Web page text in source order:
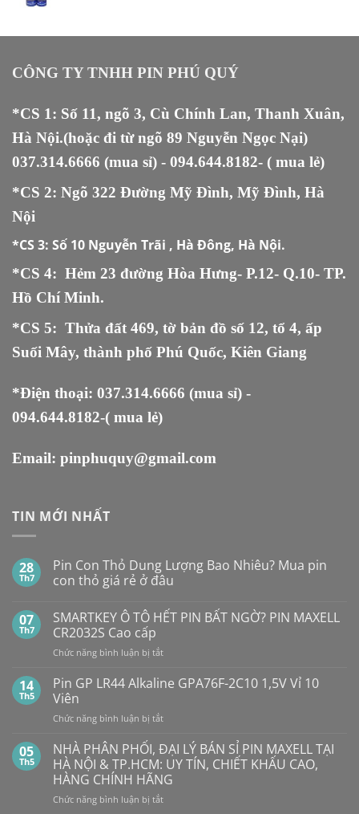
8.000 ₫.là:
CÔNG TY TNHH PIN PHÚ QUÝ
*CS 1: Số 11, ngõ 3, Cù Chính Lan, Thanh Xuân,
Hà Nội.(hoặc đi từ ngõ 89 Nguyễn Ngọc Nại)
037.314.6666 (mua sỉ) - 094.644.8182- ( mua lẻ)
*CS 2: Ngõ 322 Đường Mỹ Đình, Mỹ Đình, Hà
Nội
*CS 3: Số 10 Nguyễn Trãi , Hà Đông, Hà Nội.
*CS 4: Hẻm 23 đường Hòa Hưng- P.12- Q.10- TP.
Hồ Chí Minh.
*CS 5: Thửa đất 469, tờ bản đồ số 12, tổ 4, ấp
Suối Mây, thành phố Phú Quốc, Kiên Giang
*Điện thoại: 037.314.6666 (mua sỉ) -
094.644.8182-( mua lẻ)
Email: pinphuquy@gmail.com
TIN MỚI NHẤT
28
Th7
Pin Con Thỏ Dung Lượng Bao Nhiêu? Mua pin
con thỏ giá rẻ ở đâu
bình
luận
ở
Pin
Con
Dung
Lượng
Bao
Nhiêu?
Mua
con
thỏ
giá
rẻ
ở
đâu
07
Th7
SMARTKEY Ô TÔ HẾT PIN BẤT NGỜ? PIN MAXELL
CR2032S Cao cấp
Chức năng bình luận bị tắtở
Ô
PIN
NGỜ?
PIN
MAXELL
CR2032S Cao
cấp
14
Th5
Pin GP LR44 Alkaline GPA76F-2C10 1,5V Vỉ 10
Viên
Chức năng bình luận bị tắtở
GP
LR44
Alkaline
GPA76F-
2C10
05
Th5
NHÀ PHÂN PHỐI, ĐẠI LÝ BÁN SỈ PIN MAXELL TẠI
HÀ NỘI & TP.HCM: UY TÍN, CHIẾT KHẤU CAO,
HÀNG CHÍNH HÃNG
Chức năng bình luận bị tắtở